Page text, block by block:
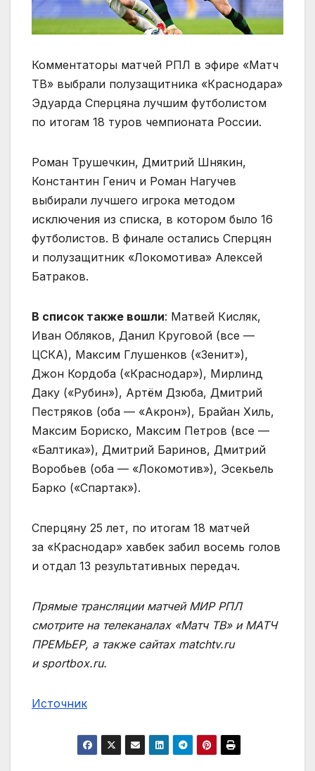
Комментаторы матчей РПЛ в эфире «Матч
ТВ» выбрали полузащитника «Краснодара»
Эдуарда Сперцяна лучшим футболистом
по итогам 18 туров чемпионата России.
Роман Трушечкин, Дмитрий Шнякин,
Константин Генич и Роман Нагучев
выбирали лучшего игрока методом
исключения из списка, в котором было 16
футболистов. В финале остались Сперцян
и полузащитник «Локомотива» Алексей
Батраков.
В список также вошли: Матвей Кисляк,
Иван Обляков, Данил Круговой (все —
ЦСКА), Максим Глушенков («Зенит»),
Джон Кордоба («Краснодар»), Мирлинд
Даку («Рубин»), Артём Дзюба, Дмитрий
Пестряков (оба — «Акрон»), Брайан Хиль,
Максим Бориско, Максим Петров (все —
«Балтика»), Дмитрий Баринов, Дмитрий
Воробьев (оба — «Локомотив»), Эсекьель
Барко («Спартак»).
Сперцяну 25 лет, по итогам 18 матчей
за «Краснодар» хавбек забил восемь голов
и отдал 13 результативных передач.
Прямые трансляции матчей МИР РПЛ
смотрите на телеканалах «Матч ТВ» и МАТЧ
ПРЕМЬЕР, а также сайтах matchtv.ru
и sportbox.ru.
Источник